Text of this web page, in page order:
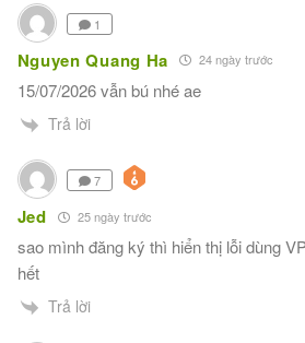
1
Nguyen Quang Ha 24 ngày trước
15/07/2026 vẫn bú nhé ae
Trả lời
7
Jed 25 ngày trước
sao mình đăng ký thì hiển thị lỗi dùng
hết
Trả lời